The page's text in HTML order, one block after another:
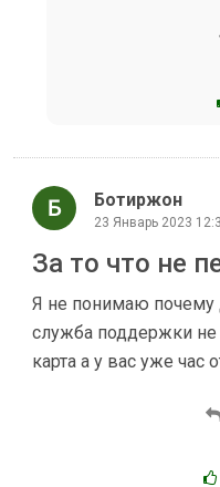
Ботиржон
23 Январь 2023
За то что не
Я не понимаю почему
служба поддержки не
карта а у вас уже час